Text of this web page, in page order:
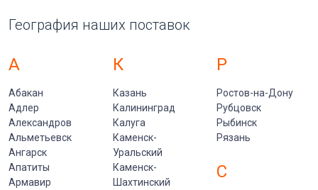
География наших поставок
А
Абакан
Адлер
Александров
Альметьевск
Ангарск
Апатиты
Армавир
К
Казань
Калининград
Калуга
Каменск-
Уральский
Каменск-
Шахтинский
Р
Ростов-на-Дону
Рубцовск
Рыбинск
Рязань
С